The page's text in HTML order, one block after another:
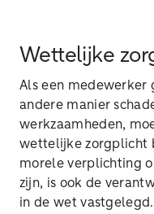
Wettelijke
Als een medewerker
andere manier
werkzaamheden,
wettelijke zorgplicht
morele verplichting
zijn, is ook de
in de wet